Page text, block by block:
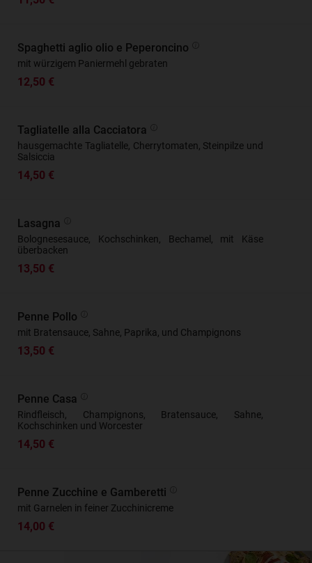
Spaghetti aglio olio e Peperoncino
mit würzigem Paniermehl gebraten
12,50 €
Tagliatelle alla Cacciatora
hausgemachte Tagliatelle, Cherrytomaten, Steinpilze und
Salsiccia
14,50 €
Lasagna
Bolognesesauce, Kochschinken, Bechamel, mit Käse
überbacken
13,50 €
Penne Pollo
mit Bratensauce, Sahne, Paprika, und Champignons
13,50 €
Penne Casa
Rindfleisch, Champignons, Bratensauce, Sahne,
Kochschinken und Worcester
14,50 €
Penne Zucchine e Gamberetti
mit Garnelen in feiner Zucchinicreme
14,00 €